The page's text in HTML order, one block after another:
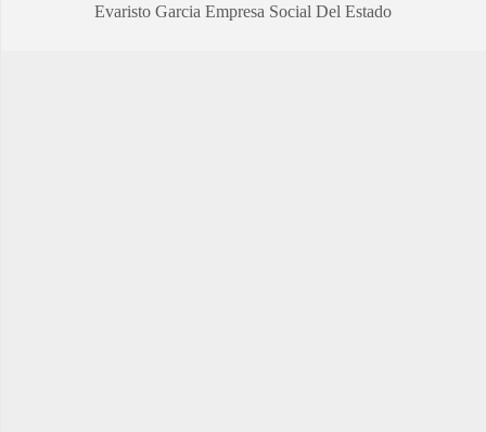
Evaristo Garcia Empresa Social Del Estado